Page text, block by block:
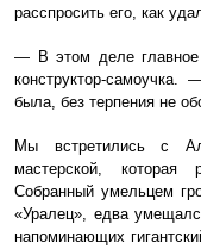
расспросить его, как
— В этом деле
конструктор-
была, без терпения не
Мы встретились с
мастерской, которая
Собранный умельцем
«Уралец», едва
напоминающих